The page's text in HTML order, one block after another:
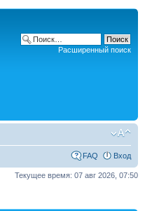
Расширенный поиск
FAQ Вход
Текущее время: 07 авг 2026, 07:50